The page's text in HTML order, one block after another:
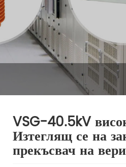
VSG-40.5kV
Изтеглящ се на
прекъсвач на